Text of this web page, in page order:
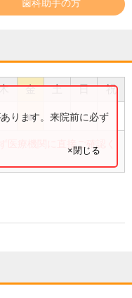
歯科助手の方
金 土 日 祝
● ●
医療機関に直接ご確認く
ります。来院前に必ず
×閉じる